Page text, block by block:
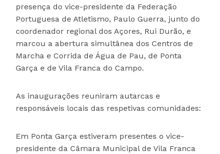
presença do vice-presidente da Federação
Portuguesa de Atletismo, Paulo Guerra, junto do
coordenador regional dos Açores, Rui Durão, e
marcou a abertura simultânea dos Centros de
Marcha e Corrida de Água de Pau, de Ponta
Garça e de Vila Franca do Campo.
As inaugurações reuniram autarcas e
responsáveis locais das respetivas comunidades:
Em Ponta Garça estiveram presentes o vice-
presidente da Câmara Municipal de Vila Franca